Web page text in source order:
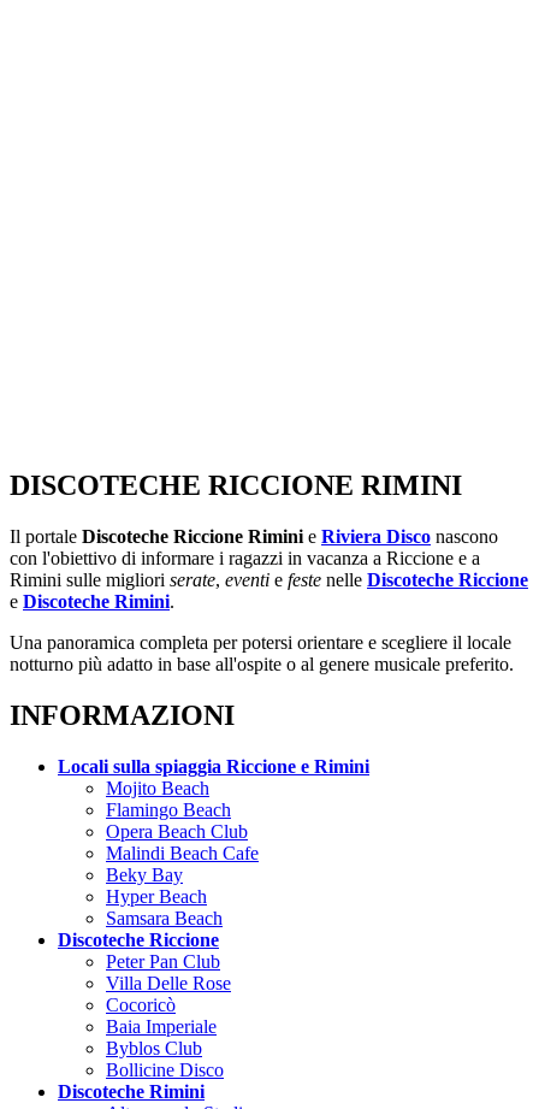
DISCOTECHE RICCIONE RIMINI
Il portale Discoteche Riccione Rimini e Riviera Disco nascono
con l'obiettivo di informare i ragazzi in vacanza a Riccione e a
Rimini sulle migliori serate, eventi e feste nelle Discoteche Riccione
e Discoteche Rimini.
Una panoramica completa per potersi orientare e scegliere il locale
notturno più adatto in base all'ospite o al genere musicale preferito.
INFORMAZIONI
Locali sulla spiaggia Riccione e Rimini
Mojito Beach
Flamingo Beach
Opera Beach Club
Malindi Beach Cafe
Beky Bay
Hyper Beach
Samsara Beach
Discoteche Riccione
Peter Pan Club
Villa Delle Rose
Cocoricò
Baia Imperiale
Byblos Club
Bollicine Disco
Discoteche Rimini